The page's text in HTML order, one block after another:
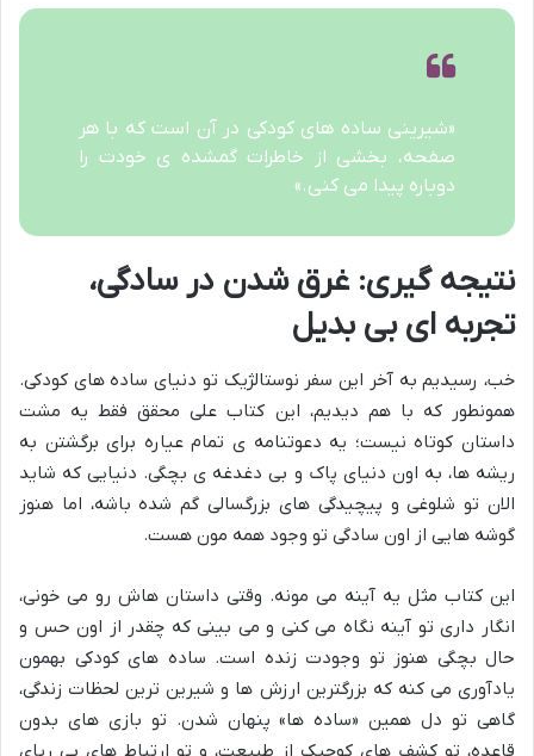
«شیرینی ساده های کودکی در آن است که با هر
صفحه، بخشی از خاطرات گمشده ی خودت را
دوباره پیدا می کنی.»
نتیجه گیری: غرق شدن در سادگی،
تجربه ای بی بدیل
خب، رسیدیم به آخر این سفر نوستالژیک تو دنیای ساده های کودکی.
همونطور که با هم دیدیم، این کتاب علی محقق فقط یه مشت
داستان کوتاه نیست؛ یه دعوتنامه ی تمام عیاره برای برگشتن به
ریشه ها، به اون دنیای پاک و بی دغدغه ی بچگی. دنیایی که شاید
الان تو شلوغی و پیچیدگی های بزرگسالی گم شده باشه، اما هنوز
گوشه هایی از اون سادگی تو وجود همه مون هست.
این کتاب مثل یه آینه می مونه. وقتی داستان هاش رو می خونی،
انگار داری تو آینه نگاه می کنی و می بینی که چقدر از اون حس و
حال بچگی هنوز تو وجودت زنده است. ساده های کودکی بهمون
یادآوری می کنه که بزرگترین ارزش ها و شیرین ترین لحظات زندگی،
گاهی تو دل همین «ساده ها» پنهان شدن. تو بازی های بدون
قاعده، تو کشف های کوچیک از طبیعت، و تو ارتباط های بی ریای